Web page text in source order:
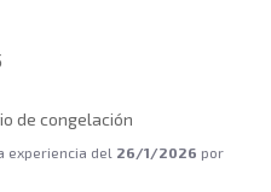
de congelación
experiencia del 26/1/2026 por